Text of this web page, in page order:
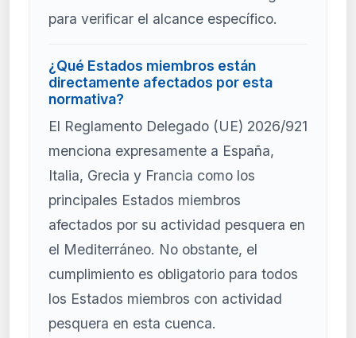
para verificar el alcance específico.
¿Qué Estados miembros están
directamente afectados por esta
normativa?
El Reglamento Delegado (UE) 2026/921
menciona expresamente a España,
Italia, Grecia y Francia como los
principales Estados miembros
afectados por su actividad pesquera en
el Mediterráneo. No obstante, el
cumplimiento es obligatorio para todos
los Estados miembros con actividad
pesquera en esta cuenca.